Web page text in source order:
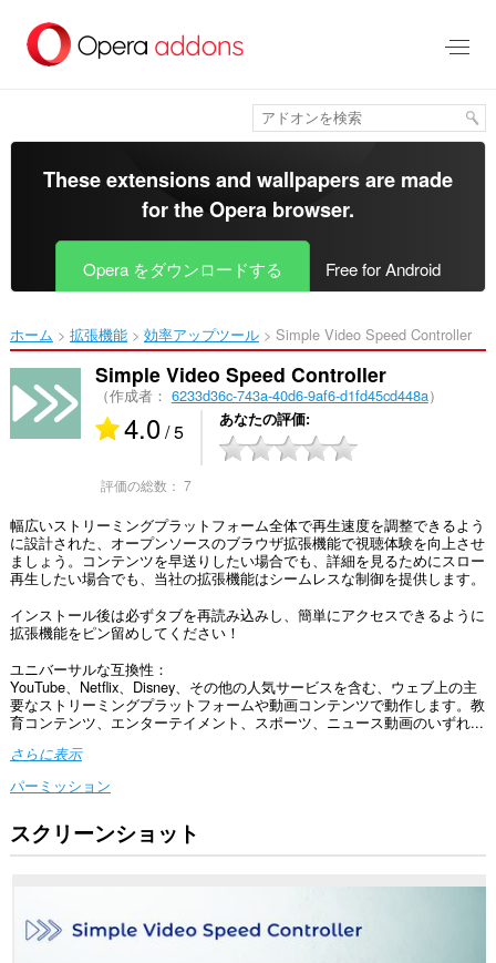
メ
ツ
移
動
These extensions and wallpapers are made
for theOpera browser.
Opera をダウンロードする Free for Android
ホーム 拡張機能 効率アップツール Simple Video Speed Controller‎
Simple Video Speed Controller
（作成者： 6233d36c-743a-40d6-9af6-d1fd45cd448a）
4.0/ 5 あなたの評価
評価の総数： 7
幅広いストリーミングプラットフォーム全体で再生速度を調整できるよう
に設計された、オープンソースのブラウザ拡張機能で視聴体験を向上させ
ましょう。コンテンツを早送りしたい場合でも、詳細を見るためにスロー
再生したい場合でも、当社の拡張機能はシームレスな制御を提供します。
インストール後は必ずタブを再読み込みし、簡単にアクセスできるように
拡張機能をピン留めしてください！
ユニバーサルな互換性：
YouTube、Netflix、Disney、その他の人気サービスを含む、ウェブ上の主
要なストリーミングプラットフォームや動画コンテンツで動作します。教
育コンテンツ、エンターテイメント、スポーツ、ニュース動画のいずれ...
さらに表示
パーミッション
こ
の
は、
スクリーンショット